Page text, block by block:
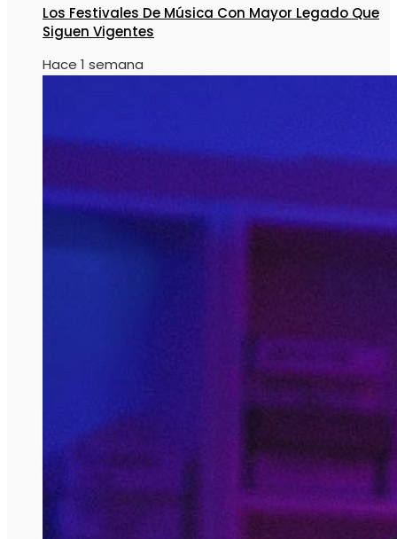
Los Festivales De Música Con Mayor Legado Que
Siguen Vigentes
Hace 1 semana